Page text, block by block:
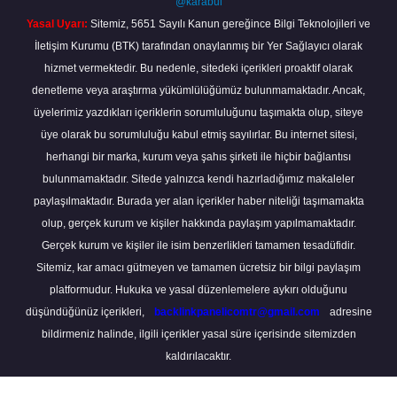
Yasal Uyarı: Sitemiz, 5651 Sayılı Kanun gereğince Bilgi Teknolojileri ve
İletişim Kurumu (BTK) tarafından onaylanmış bir Yer Sağlayıcı olarak
hizmet vermektedir. Bu nedenle, sitedeki içerikleri proaktif olarak
denetleme veya araştırma yükümlülüğümüz bulunmamaktadır. Ancak,
üyelerimiz yazdıkları içeriklerin sorumluluğunu taşımakta olup, siteye
üye olarak bu sorumluluğu kabul etmiş sayılırlar. Bu internet sitesi,
herhangi bir marka, kurum veya şahıs şirketi ile hiçbir bağlantısı
bulunmamaktadır. Sitede yalnızca kendi hazırladığımız makaleler
paylaşılmaktadır. Burada yer alan içerikler haber niteliği taşımamakta
olup, gerçek kurum ve kişiler hakkında paylaşım yapılmamaktadır.
Gerçek kurum ve kişiler ile isim benzerlikleri tamamen tesadüfidir.
Sitemiz, kar amacı gütmeyen ve tamamen ücretsiz bir bilgi paylaşım
platformudur. Hukuka ve yasal düzenlemelere aykırı olduğunu
düşündüğünüz içerikleri,
backlinkpanelicomtr@gmail.com
adresine
bildirmeniz halinde, ilgili içerikler yasal süre içerisinde sitemizden
kaldırılacaktır.